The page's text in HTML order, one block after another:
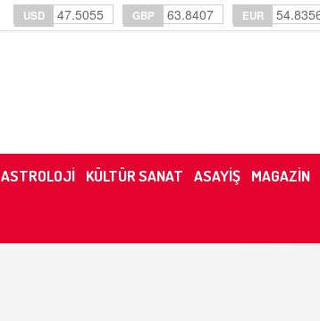
USD 47.5055 GBP 63.8407 EUR
ASTROLOJİ KÜLTÜR SANAT ASAYİŞ MAGAZİN